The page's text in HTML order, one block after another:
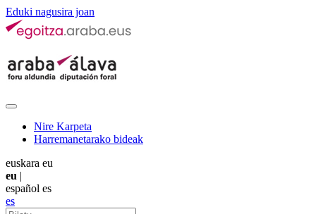
Eduki nagusira joan
Nire Karpeta
Harremanetarako bideak
euskara eu
eu |
español es
es